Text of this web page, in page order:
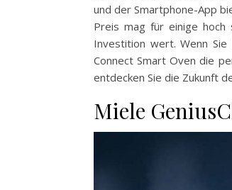
und der Smartphone-App
Preis mag für einige
Investition wert. Wenn
Connect Smart Oven die
entdecken Sie die Zukunft
Miele